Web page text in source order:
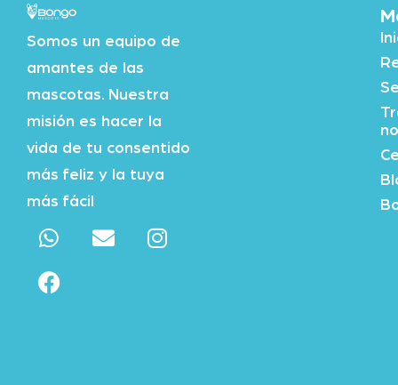
Somos un equipo de
amantes de las
mascotas. Nuestra
misión es hacer la
vida de tu consentido
más feliz y la tuya
más fácil